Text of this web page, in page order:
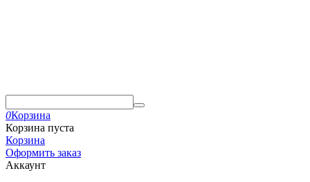
0Корзина
Корзина пуста
Корзина
Оформить заказ
Аккаунт